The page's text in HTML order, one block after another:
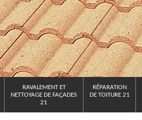
RAVALEMENT ET
NETTOYAGE DE FAÇADES
21
RÉPARATION
DE TOITURE 21